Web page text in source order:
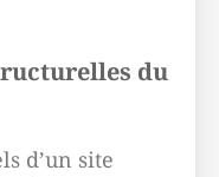
du
d’un site